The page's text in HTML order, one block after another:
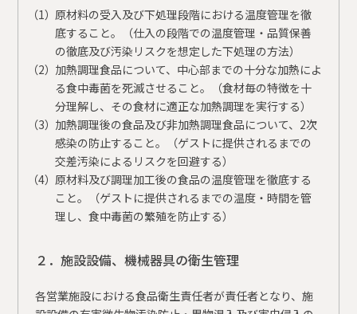
原材料の受入及び下処理段階における温度管理を徹
底すること。（仕入の段階での温度管理・品質保善
の徹底及び汚染リスクを想定した下処理の方法）
加熱調理食品について、中心部までの十分な加熱によ
る食中毒菌を死滅させること。（食材毎の特徴を十
分理解し、その食材に適正な加熱調理を実行する）
加熱調理後の食品及び非加熱調理食品について、2次
感染の防止すること。（ゲストに提供されるまでの
交差汚染によるリスクを回避する）
原材料及び調理加工後の食品の温度管理を徹底する
こと。（ゲストに提供されるまでの温度・時間を管
理し、食中毒菌の繁殖を防止する）
２．施設設備、機械器具の衛生管理
各営業施設における食品衛生責任者が責任者となり、施